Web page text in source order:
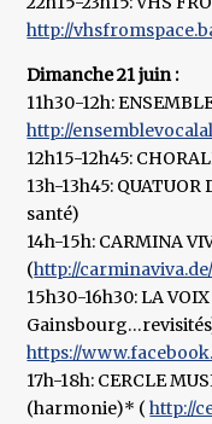
http://
Dimanche 21 juin :
11h30-12h:
http://
12h15-12h45:
13h-13h45:
santé)
14h-15h: CARMINA
(http://
15h30-16h30: LA
https://
17h-18h: CERCLE
(harmonie)* (http://